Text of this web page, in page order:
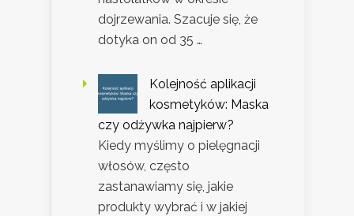
dojrzewania. Szacuje się, że
dotyka on od 35 …
Kolejność aplikacji
kosmetyków: Maska
czy odżywka najpierw?
Kiedy myślimy o pielęgnacji
włosów, często
zastanawiamy się, jakie
produkty wybrać i w jakiej